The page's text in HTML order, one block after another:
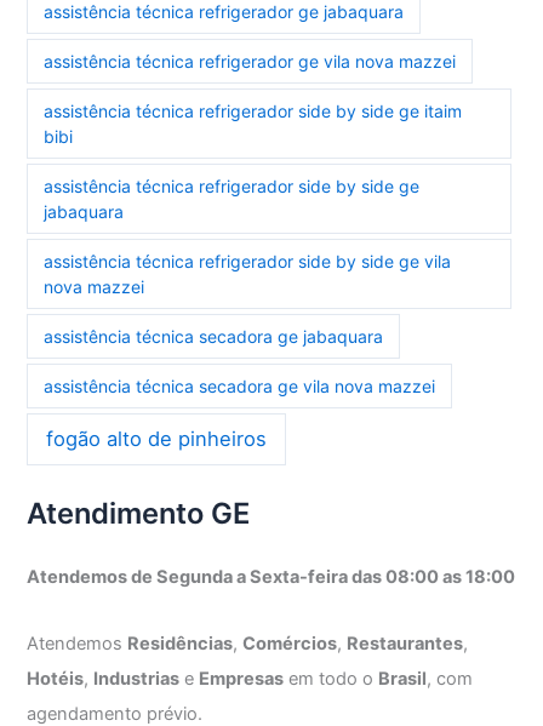
assistência técnica refrigerador ge jabaquara
assistência técnica refrigerador ge vila nova mazzei
assistência técnica refrigerador side by side ge itaim
bibi
assistência técnica refrigerador side by side ge
jabaquara
assistência técnica refrigerador side by side ge vila
nova mazzei
assistência técnica secadora ge jabaquara
assistência técnica secadora ge vila nova mazzei
fogão alto de pinheiros
Atendimento GE
Atendemos de Segunda a Sexta-feira das 08:00 as 18:00
Atendemos Residências,Comércios, Restaurantes,
Hotéis, Industrias e Empresas em todo o Brasil, com
agendamento prévio.